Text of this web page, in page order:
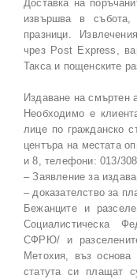
Доставка на
извършва в събота,
празници.
чрез Post Express,
Такса и пощенските
Издаване на смъртен
Необходимо е
лице по гражданско
центъра на местата
и 8, телефони: 013/
– Заявление за
– доказателство за
Бежанците и
Социалистическа
СФРЮ/ и
Метохия, въз
статута си плащат